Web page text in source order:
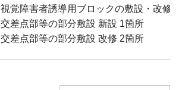
視覚障害者誘導用ブロックの敷設・改修
交差点部等の部分敷設 新設 1箇所
交差点部等の部分敷設 改修 2箇所